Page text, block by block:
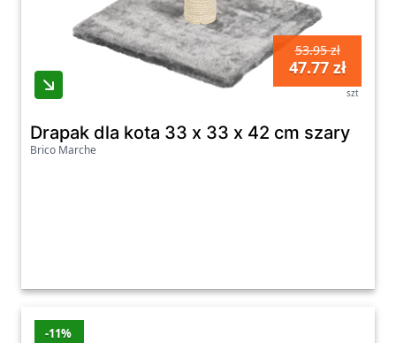
53.95 zł
47.77 zł
szt
Drapak dla kota 33 x 33 x 42 cm szary
Brico Marche
-11%